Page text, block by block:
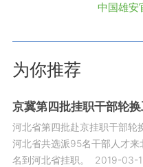
中国雄安
为你推荐
京冀第四批挂职干部轮
河北省第四批赴京挂职干部轮
河北省共选派95名干部人才
名到河北省挂职。
2019-03-